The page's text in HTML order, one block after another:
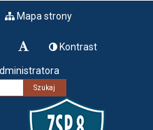
Mapa strony
Kontrast